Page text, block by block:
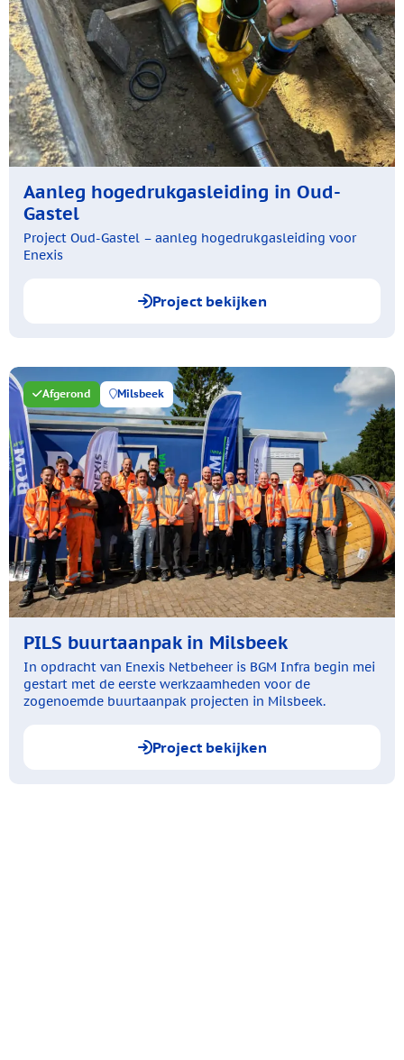
Aanleg hogedrukgasleiding in Oud-
Gastel
Project Oud-Gastel – aanleg hogedrukgasleiding voor
Enexis
Project bekijken
Afgerond Milsbeek
PILS buurtaanpak in Milsbeek
In opdracht van Enexis Netbeheer is BGM Infra begin mei
gestart met de eerste werkzaamheden voor de
zogenoemde buurtaanpak projecten in Milsbeek.
Project bekijken